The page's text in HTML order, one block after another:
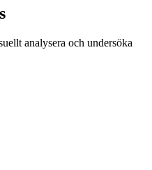
analysera och undersöka